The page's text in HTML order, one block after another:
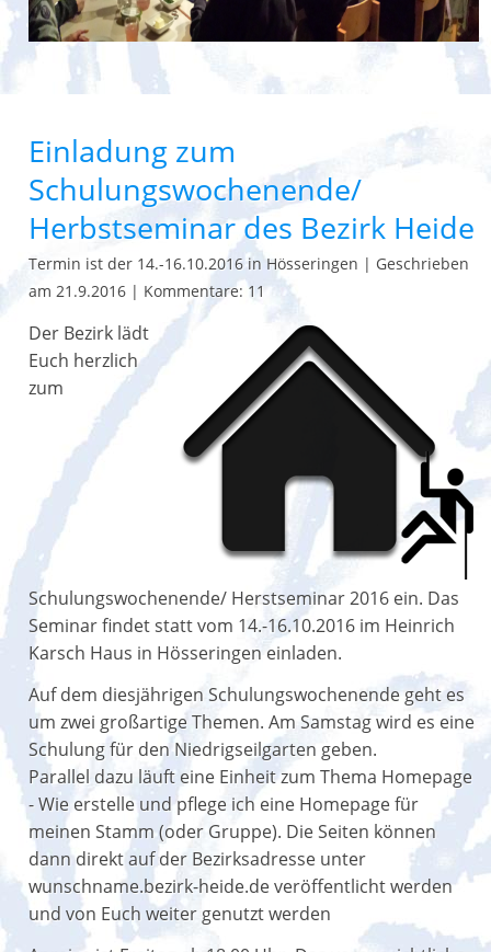
Einladung zum
Schulungswochenende/
Herbstseminar des Bezirk Heide
Termin ist der 14.-16.10.2016 in Hösseringen | Geschrieben
am 21.9.2016 | Kommentare: 11
Der Bezirk lädt
Euch herzlich
zum
Schulungswochenende/ Herstseminar 2016 ein. Das
Seminar findet statt vom 14.-16.10.2016 im Heinrich
Karsch Haus in Hösseringen einladen.
Auf dem diesjährigen Schulungswochenende geht es
um zwei großartige Themen. Am Samstag wird es eine
Schulung für den Niedrigseilgarten geben.
Parallel dazu läuft eine Einheit zum Thema Homepage
- Wie erstelle und pflege ich eine Homepage für
meinen Stamm (oder Gruppe). Die Seiten können
dann direkt auf der Bezirksadresse unter
wunschname.bezirk-heide.de veröffentlicht werden
und von Euch weiter genutzt werden